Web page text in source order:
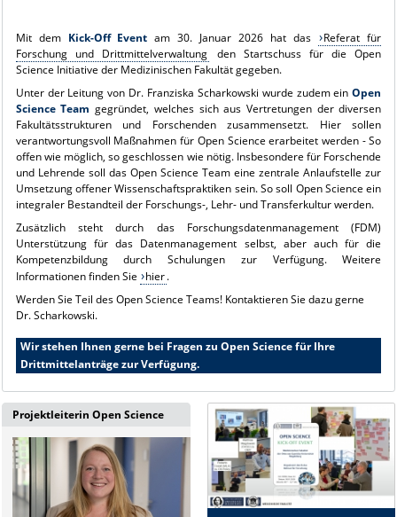
Mit dem Kick-Off Event am 30. Januar 2026 hat das
Referat für
Forschung und Drittmittelverwaltung
den Startschuss für die Open
Science Initiative der Medizinischen Fakultät gegeben.
Unter der Leitung von Dr. Franziska Scharkowski wurde zudem einOpen
Science Team gegründet, welches sich aus Vertretungen der diversen
Fakultätsstrukturen und Forschenden zusammensetzt. Hier sollen
verantwortungsvoll Maßnahmen für Open Science erarbeitet werden - So
offen wie möglich, so geschlossen wie nötig. Insbesondere für Forschende
und Lehrende soll das Open Science Team eine zentrale Anlaufstelle zur
Umsetzung offener Wissenschaftspraktiken sein. So soll Open Science ein
integraler Bestandteil der Forschungs-, Lehr- und Transferkultur werden.
Zusätzlich steht durch das Forschungsdatenmanagement (FDM)
Unterstützung für das Datenmanagement selbst, aber auch für die
Kompetenzbildung durch Schulungen zur Verfügung. Weitere
Informationen finden Sie
hier.
Werden Sie Teil des Open Science Teams! Kontaktieren Sie dazu gerne
Dr. Scharkowski.
Wir stehen Ihnen gerne bei Fragen zu Open Science für Ihre
Drittmittelanträge zur Verfügung.
Projektleiterin Open Science